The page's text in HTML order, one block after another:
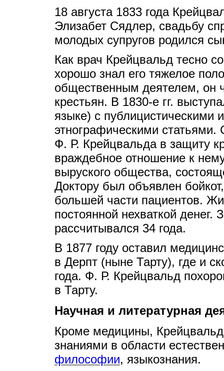
18 августа 1833 года
Элизабет Сядлер, свадьбу
молодых супругов родился
Как врач Крейцвальд тесно
хорошо знал его тяжелое
общественным деятелем, он
крестьян. В 1830-е гг.
языке) с публицистическими
этнографическими
Ф. Р. Крейцвальда в защиту
враждебное отношение к
выруского общества,
Доктору был объявлен
большей части пациентов.
постоянной нехваткой
рассчитывался 34 года.
В 1877 году оставил
в Дерпт (ныне Тарту), где и
года. Ф. Р. Крейцвальд
в Тарту.
Научная и литературная
Кроме медицины,
знаниями в области
философии, языкознания.